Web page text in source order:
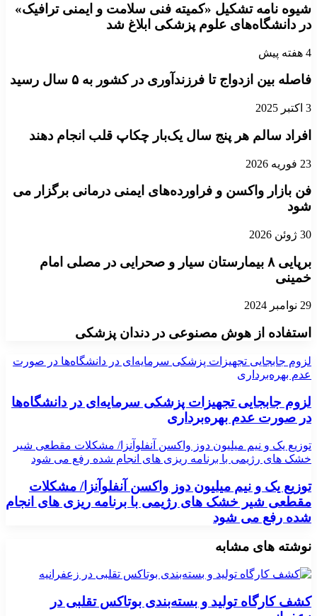
شیوه نامه تشکیل «کمیته فنی سلامت و ایمنی ترافیک»
در دانشگاه‌های علوم پزشکی ابلاغ شد
4 هفته پیش
فاصله بین ازدواج تا فرزندآوری در کشور به ۵ سال رسید
3 اکتبر 2025
افراد سالم هر پنج سال یک‌بار چکاپ قلب انجام دهند
23 فوریه 2026
فن بازار واکسن و فراورده‌های ایمنی درمانی برگزار می
شود
30 ژوئن 2026
برپایی ۸ بیمارستان سیار و صحرایی در مصلی امام
خمینی
29 نوامبر 2024
استفاده از هوش مصنوعی در دندان پزشکی
لزوم جابجایی تجهیزات پزشکی سرمایه‌ای در دانشگاه‌ها در صورت
عدم بهره‌برداری
لزوم جابجایی تجهیزات پزشکی سرمایه‌ای در دانشگاه‌ها
در صورت عدم بهره‌برداری
توزیع یک و نیم میلیون دوز واکسن آنفلوآنزا/ مشکلات مقطعی شیر
خشک های رژیمی با برنامه ریزی های انجام شده رفع می شود
توزیع یک و نیم میلیون دوز واکسن آنفلوآنزا/ مشکلات
مقطعی شیر خشک های رژیمی با برنامه ریزی های انجام
شده رفع می شود
نوشته های مشابه
کشف کارگاه تولید و بسته‌بندی بوتاکس تقلبی در